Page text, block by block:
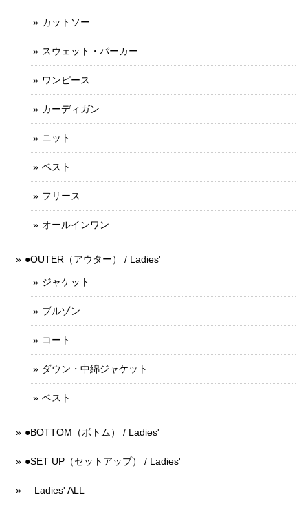
カットソー
スウェット・パーカー
ワンピース
カーディガン
ニット
ベスト
フリース
オールインワン
●OUTER（アウター） / Ladies'
ジャケット
ブルゾン
コート
ダウン・中綿ジャケット
ベスト
●BOTTOM（ボトム） / Ladies'
●SET UP（セットアップ） / Ladies'
Ladies' ALL